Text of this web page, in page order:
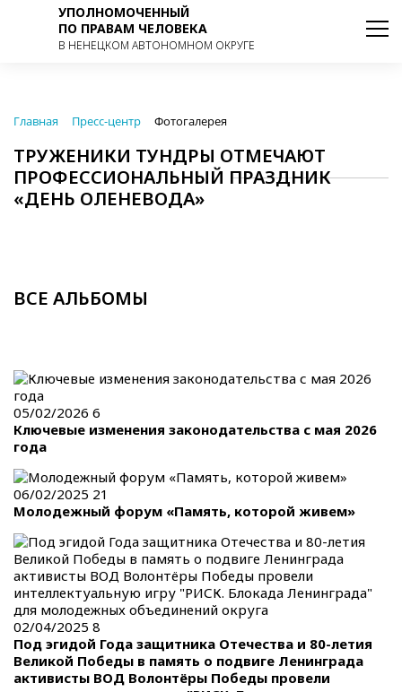
УПОЛНОМОЧЕННЫЙ
ПО ПРАВАМ ЧЕЛОВЕКА
В НЕНЕЦКОМ АВТОНОМНОМ ОКРУГЕ
Главная Пресс-центр Фотогалерея
ТРУЖЕНИКИ ТУНДРЫ ОТМЕЧАЮТ
ПРОФЕССИОНАЛЬНЫЙ ПРАЗДНИК
«ДЕНЬ ОЛЕНЕВОДА»
ВСЕ АЛЬБОМЫ
05/02/2026 6
Ключевые изменения законодательства с мая 2026
года
06/02/2025 21
Молодежный форум «Память, которой живем»
02/04/2025 8
Под эгидой Года защитника Отечества и 80-летия
Великой Победы в память о подвиге Ленинграда
активисты ВОД Волонтёры Победы провели